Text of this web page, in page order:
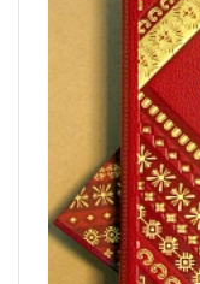
Переплёт